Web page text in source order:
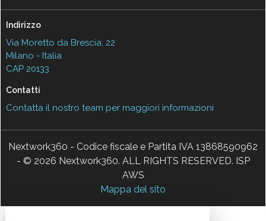
Indirizzo
Via Moretto da Brescia, 22
Milano - Italia
CAP 20133
Contatti
Contatta il nostro team per maggiori informazioni
Nextwork360 - Codice fiscale e Partita IVA 13868590962
- © 2026 Nextwork360. ALL RIGHTS RESERVED. ISP
AWS
Mappa del sito